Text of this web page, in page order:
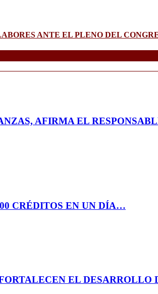
ANTE EL PLENO DEL
AFIRMA EL
CRÉDITOS EN UN DÍA…
EL